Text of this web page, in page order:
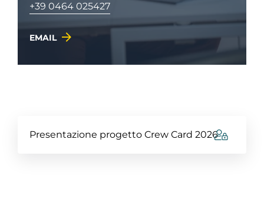
+39 0464 025427
EMAIL
Presentazione progetto Crew Card 2026